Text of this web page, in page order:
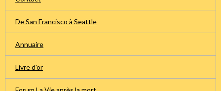
De San Francisco à Seattle
Annuaire
Livre d'or